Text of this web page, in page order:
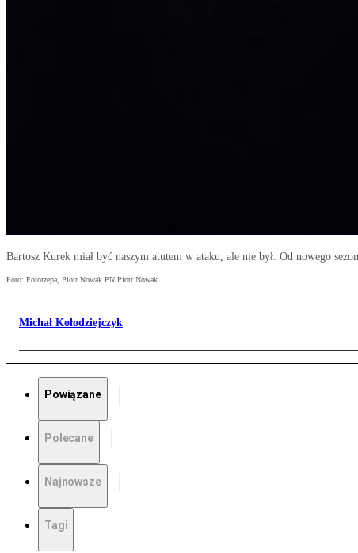
Bartosz Kurek miał być naszym atutem w ataku, ale nie był. Od nowego
Foto: Fotorzepa, Piotr Nowak PN Piotr Nowak
Michał Kołodziejczyk
Powiązane
Polecane
Najnowsze
Tagi